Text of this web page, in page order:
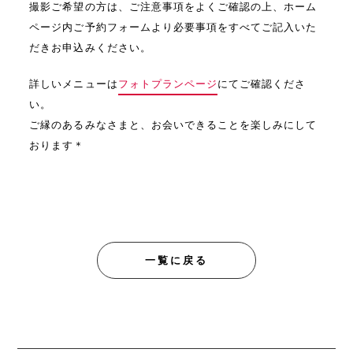
撮影ご希望の方は、ご注意事項をよくご確認の上、ホーム
ページ内ご予約フォームより必要事項をすべてご記入いた
だきお申込みください。
詳しいメニューは フォトプランページ にてご確認くださ
い。
ご縁のあるみなさまと、お会いできることを楽しみにして
おります＊
一覧に戻る